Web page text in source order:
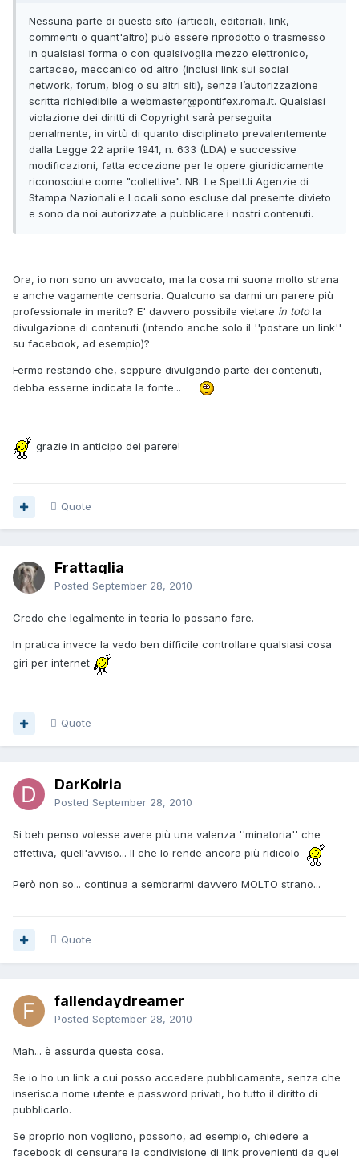
Nessuna parte di questo sito (articoli, editoriali, link,
commenti o quant'altro) può essere riprodotto o trasmesso
in qualsiasi forma o con qualsivoglia mezzo elettronico,
cartaceo, meccanico od altro (inclusi link sui social
network, forum, blog o su altri siti), senza l’autorizzazione
scritta richiedibile a webmaster@pontifex.roma.it. Qualsiasi
violazione dei diritti di Copyright sarà perseguita
penalmente, in virtù di quanto disciplinato prevalentemente
dalla Legge 22 aprile 1941, n. 633 (LDA) e successive
modificazioni, fatta eccezione per le opere giuridicamente
riconosciute come "collettive". NB: Le Spett.li Agenzie di
Stampa Nazionali e Locali sono escluse dal presente divieto
e sono da noi autorizzate a pubblicare i nostri contenuti.
Ora, io non sono un avvocato, ma la cosa mi suona molto strana
e anche vagamente censoria. Qualcuno sa darmi un parere più
professionale in merito? E' davvero possibile vietare in totola
divulgazione di contenuti (intendo anche solo il ''postare un link''
su facebook, ad esempio)?
Fermo restando che, seppure divulgando parte dei contenuti,
debba esserne indicata la fonte...
grazie in anticipo dei parere!
Quote
Frattaglia
Posted September 28, 2010
Credo che legalmente in teoria lo possano fare.
In pratica invece la vedo ben difficile controllare qualsiasi cosa
giri per internet
Quote
DarKoiria
Posted September 28, 2010
Si beh penso volesse avere più una valenza ''minatoria'' che
effettiva, quell'avviso... Il che lo rende ancora più ridicolo
Però non so... continua a sembrarmi davvero MOLTO strano...
Quote
fallendaydreamer
Posted September 28, 2010
Mah... è assurda questa cosa.
Se io ho un link a cui posso accedere pubblicamente, senza che
inserisca nome utente e password privati, ho tutto il diritto di
pubblicarlo.
Se proprio non vogliono, possono, ad esempio, chiedere a
facebook di censurare la condivisione di link provenienti da quel